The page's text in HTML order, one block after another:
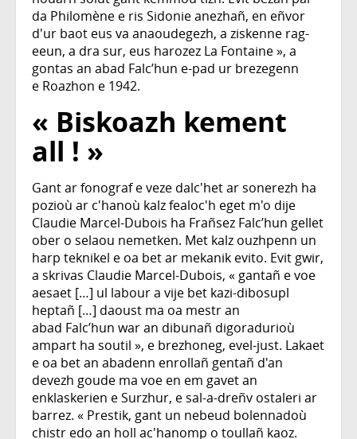
da Philomène e ris Sidonie anezhañ, en eñvor
d'ur baot eus va anaoudegezh, a ziskenne rag-
eeun, a dra sur, eus harozez La Fontaine », a
gontas an abad Falc’hun e-pad ur brezegenn
e Roazhon e 1942.
« Biskoazh kement
all ! »
Gant ar fonograf e veze dalc'het ar sonerezh ha
pozioù ar c'hanoù kalz fealoc'h eget m'o dije
Claudie Marcel-Dubois ha Frañsez Falc’hun gellet
ober o selaou nemetken. Met kalz ouzhpenn un
harp teknikel e oa bet ar mekanik evito. Evit gwir,
a skrivas Claudie Marcel-Dubois, « gantañ e voe
aesaet […] ul labour a vije bet kazi-dibosupl
heptañ […] daoust ma oa mestr an
abad Falc’hun war an dibunañ digoradurioù
ampart ha soutil », e brezhoneg, evel-just. Lakaet
e oa bet an abadenn enrollañ gentañ d'an
devezh goude ma voe en em gavet an
enklaskerien e Surzhur, e sal-a-dreñv ostaleri ar
barrez. « Prestik, gant un nebeud bolennadoù
chistr edo an holl ac'hanomp o toullañ kaoz.